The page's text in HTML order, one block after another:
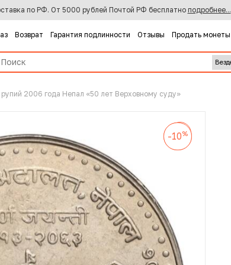
по РФ. От 5000 рублей Почтой РФ бесплатно подробнее...
Возврат Гарантия подлинности Отзывы Продать монеты
рупий 2006 года Непал «50 лет Верховному суду»
-10%
-10%
-10%